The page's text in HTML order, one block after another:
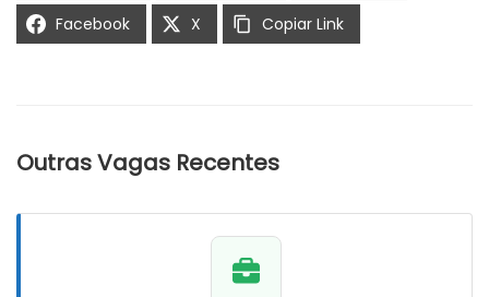
Facebook
X Copiar Link
Outras Vagas Recentes